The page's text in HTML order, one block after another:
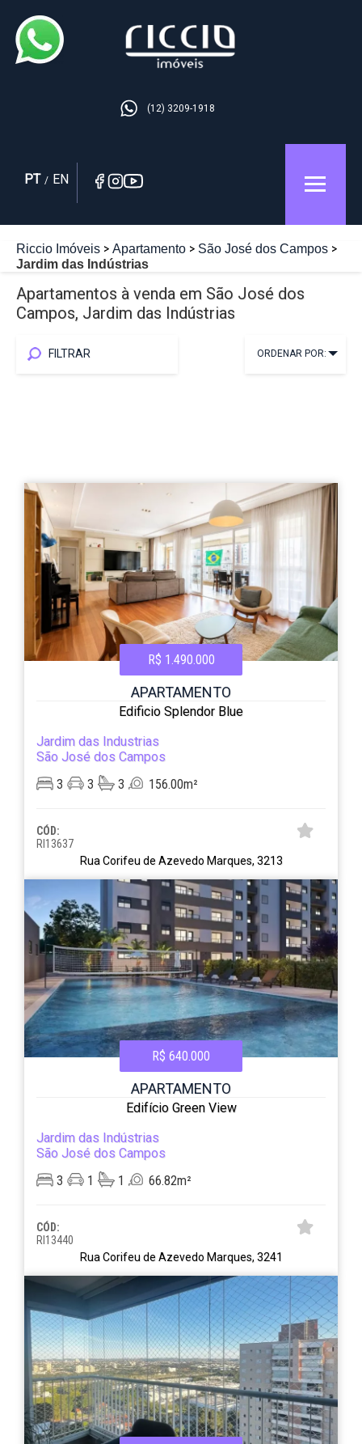
(12) 3209-1918
PT / EN
Riccio Imóveis Apartamento
São José dos Campos
Jardim das Indústrias
Apartamentos à venda em São José dos
Campos, Jardim das Indústrias
FILTRAR ORDENAR POR:
R$ 1.490.000
APARTAMENTO
Edificio Splendor Blue
Jardim das Industrias
São José dos Campos
3
3 3 156.00m²
CÓD:
RI13637
Rua Corifeu de Azevedo Marques, 3213
R$ 640.000
APARTAMENTO
Edifício Green View
Jardim das Indústrias
São José dos Campos
3
1 1 66.82m²
CÓD:
RI13440
Rua Corifeu de Azevedo Marques, 3241